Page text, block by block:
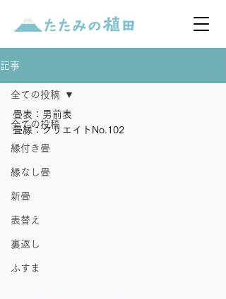
記事
全ての投稿
縁付き畳
縁なし畳
新畳
表替え
裏返し
ふすま
全ての投稿
畳表：男前表
畳縁：クリエイトNo.102